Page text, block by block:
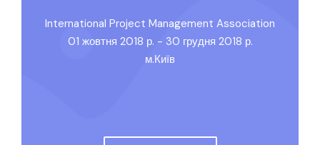
International Project Management Association
01 жовтня 2018 р. - 30 грудня 2018 р.
м.Київ